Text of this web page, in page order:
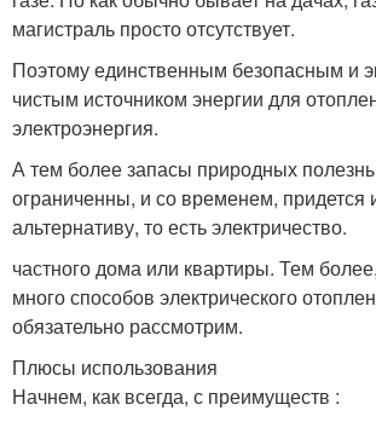
магистраль просто отсутствует.
Поэтому единственным безопасным и
чистым источником энергии для
электроэнергия.
А тем более запасы природных
ограниченны, и со временем, придется
альтернативу, то есть электричество.
частного дома или квартиры. Тем
много способов электрического
обязательно рассмотрим.
Плюсы использования
Начнем, как всегда, с преимуществ :